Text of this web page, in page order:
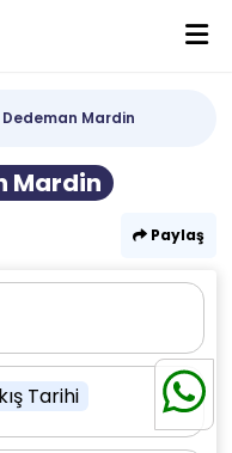
Dedeman Mardin
Mardin
Paylaş
Tarihi